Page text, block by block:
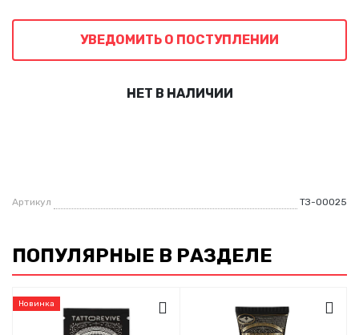
УВЕДОМИТЬ О ПОСТУПЛЕНИИ
НЕТ В НАЛИЧИИ
Артикул ТЗ-00025
ПОПУЛЯРНЫЕ В РАЗДЕЛЕ
Новинка